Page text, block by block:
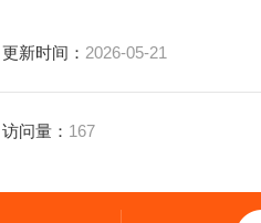
更新时间： 2026-05-21
访问量： 167